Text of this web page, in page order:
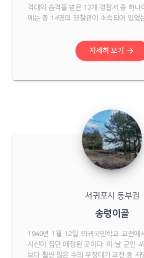
격대의 습격을 받은 12개 경찰서 중 하나
에는 총 14명의 경찰관이 소속되어 있었
정을 갖고 습격을 시도했으나 경찰이 응
피해는 입지 않았다.4·3이 발발하기 전인
자세히 보기 arrow_forward
서귀포시 동부권
송령이골
1949년 1월 12일 의귀국민학교 교전에
시신이 집단 매장된 곳이다. 이 날 군인 4
보다 훨씬 많은 수의 무장대가 교전 중 사